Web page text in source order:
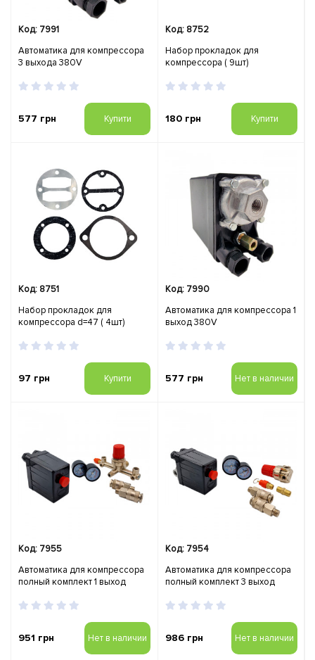
Код: 7991
Автоматика для компрессора
3 выхода 380V
577 грн Купити
Код: 8752
Набор прокладок для
компрессора ( 9шт)
180 грн Купити
Код: 8751
Набор прокладок для
компрессора d=47 ( 4шт)
97 грн Купити
Код: 7990
Автоматика для компрессора 1
выход 380V
577 грн Нет в наличии
Код: 7955
Автоматика для компрессора
полный комплект 1 выход
951 грн Нет в наличии
Код: 7954
Автоматика для компрессора
полный комплект 3 выход
986 грн Нет в наличии